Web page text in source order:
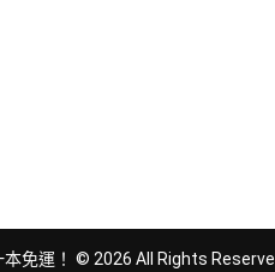
免運！ © 2026 All Rights